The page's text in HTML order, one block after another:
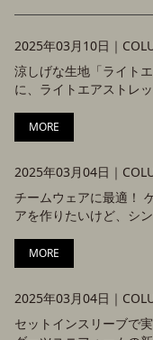
2025年03月10日｜
涼しげな生地「ライト
に、ライトエアストレ
MORE
2025年03月04日｜
チームウェアに最適！
アを作りたいけど、シ
MORE
2025年03月04日｜
セットインスリーブで